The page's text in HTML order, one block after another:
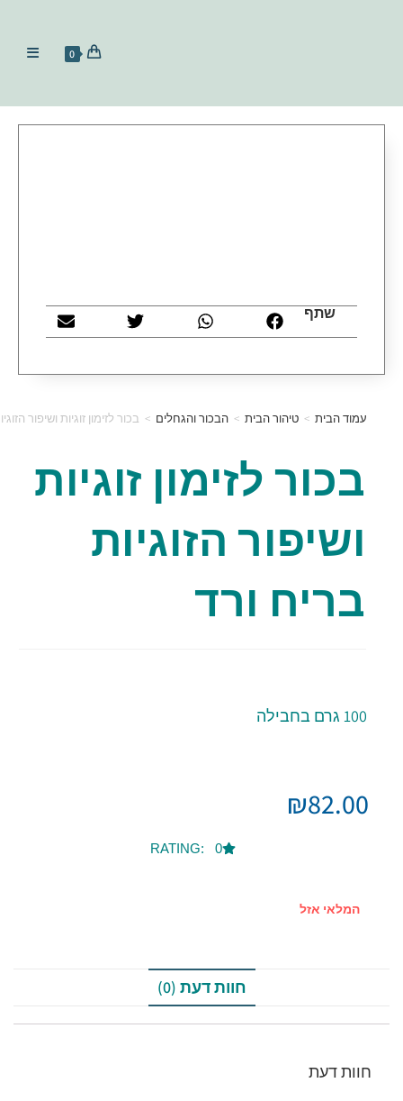
> טיהור הבית > הבכור והגחלים > בכור לזימון זוגיות ושיפור הזוגיות בריח ורד
לזימון זוגיות
הזוגיות
ורד
₪
RATING: 0
אזל
חוות דעת (0)
דעת